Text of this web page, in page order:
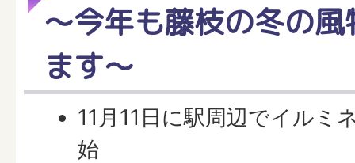
～今年も藤枝の冬の
ます～
11月11日に駅周辺でイルミ
始